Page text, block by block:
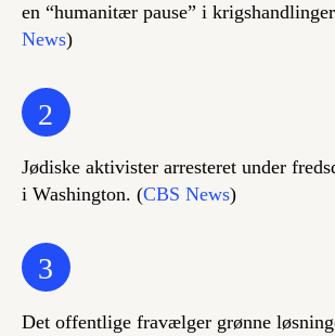
en “humanitær pause” i
News)
2
Jødiske aktivister arresteret under
i Washington. (CBS News)
3
Det offentlige fravælger grønne